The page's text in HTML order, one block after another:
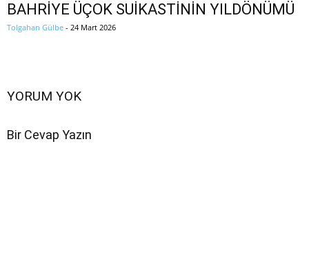
BAHRİYE ÜÇOK SUİKASTİNİN YILDÖNÜMÜ
Tolgahan Gülbe - 24 Mart 2026
YORUM YOK
Bir Cevap Yazın